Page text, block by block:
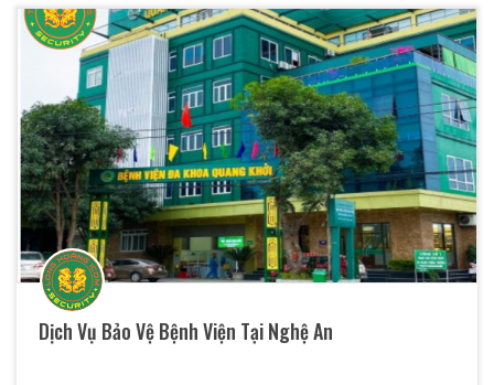
Dịch Vụ Bảo Vệ Bệnh Viện Tại Nghệ An